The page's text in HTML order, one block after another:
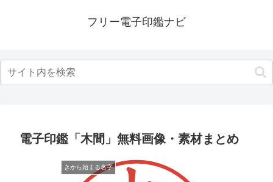
フリー電子印鑑ナビ
電子印鑑「木間」無料画像・素材まとめ
きから始まる名字